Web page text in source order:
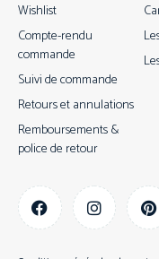
Wishlist
Compte-rendu
commande
Suivi de commande
Retours et annulations
Remboursements &
police de retour